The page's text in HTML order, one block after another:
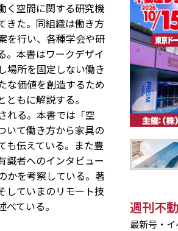
空間に関する研究機
きた。同組織は働き方
を行い、各種学会や研
。本書はワークデザイ
場所を固定しない働き
な価値を創造するため
もに解説する。
れる。本書では「空
いて働き方から家具の
も伝えている。また豊
識者へのインタビュー
かを考察している。著
していまのリモート技
ている。
週刊不
最新号・イ